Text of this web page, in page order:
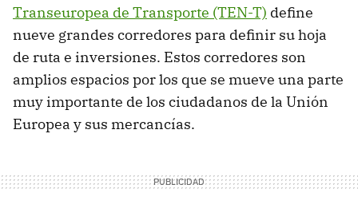
Transeuropea de Transporte (TEN-T) define
nueve grandes corredores para definir su hoja
de ruta e inversiones. Estos corredores son
amplios espacios por los que se mueve una parte
muy importante de los ciudadanos de la Unión
Europea y sus mercancías.